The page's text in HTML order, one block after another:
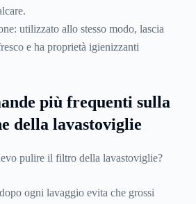
utilizzato allo stesso modo, lascia
e ha proprietà igienizzanti
più frequenti sulla
della lavastoviglie
pulire il filtro della lavastoviglie?
ogni lavaggio evita che grossi